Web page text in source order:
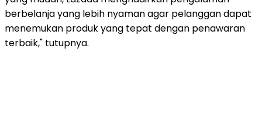
berbelanja yang lebih nyaman agar pelanggan dapat
menemukan produk yang tepat dengan penawaran
terbaik," tutupnya.